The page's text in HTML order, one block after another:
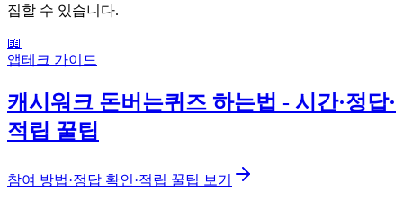
집할 수 있습니다.
📖
앱테크 가이드
캐시워크 돈버는퀴즈 하는법 - 시간·정답·
적립 꿀팁
참여 방법·정답 확인·적립 꿀팁 보기